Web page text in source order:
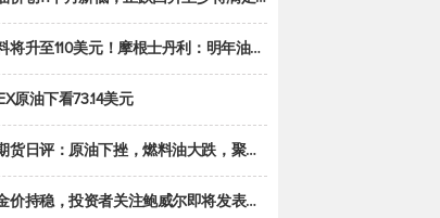
升至110美元！摩根士丹利：明年油市面临七大不确定性
原油下看73.14美元
日评：原油下挫，燃料油大跌，聚烯烃谨慎回调
价持稳，投资者关注鲍威尔即将发表的讲话